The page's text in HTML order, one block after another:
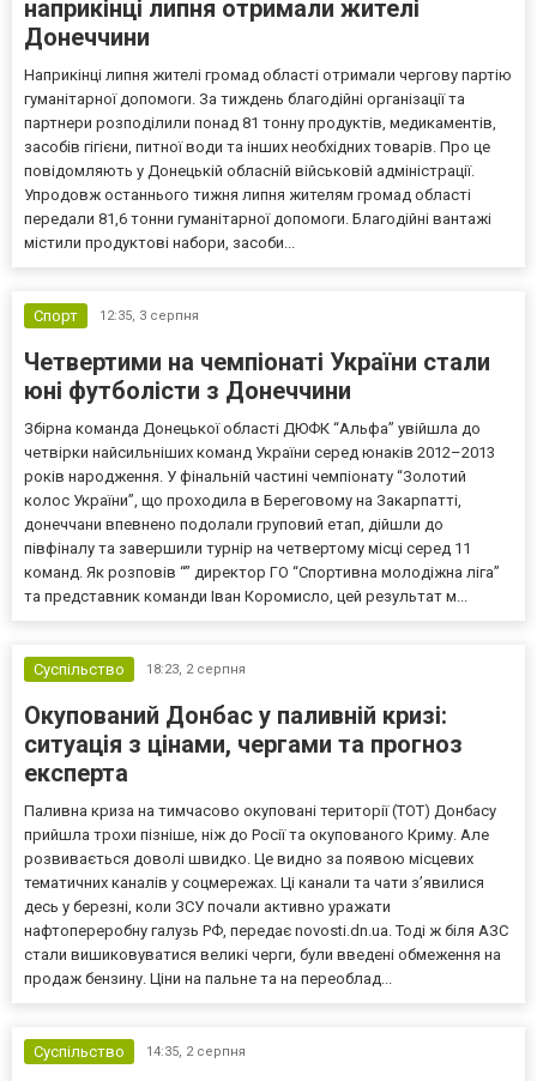
наприкінці липня отримали жителі
Донеччини
Наприкінці липня жителі громад області отримали чергову партію
гуманітарної допомоги. За тиждень благодійні організації та
партнери розподілили понад 81 тонну продуктів, медикаментів,
засобів гігієни, питної води та інших необхідних товарів. Про це
повідомляють у Донецькій обласній військовій адміністрації.
Упродовж останнього тижня липня жителям громад області
передали 81,6 тонни гуманітарної допомоги. Благодійні вантажі
містили продуктові набори, засоби...
Спорт 12:35, 3 серпня
Четвертими на чемпіонаті України стали
юні футболісти з Донеччини
Збірна команда Донецької області ДЮФК “Альфа” увійшла до
четвірки найсильніших команд України серед юнаків 2012–2013
років народження. У фінальній частині чемпіонату “Золотий
колос України”, що проходила в Береговому на Закарпатті,
донеччани впевнено подолали груповий етап, дійшли до
півфіналу та завершили турнір на четвертому місці серед 11
команд. Як розповів “” директор ГО “Спортивна молодіжна ліга”
та представник команди Іван Коромисло, цей результат м...
Суспільство 18:23, 2 серпня
Окупований Донбас у паливній кризі:
ситуація з цінами, чергами та прогноз
експерта
Паливна криза на тимчасово окуповані території (ТОТ) Донбасу
прийшла трохи пізніше, ніж до Росії та окупованого Криму. Але
розвивається доволі швидко. Це видно за появою місцевих
тематичних каналів у соцмережах. Ці канали та чати з’явилися
десь у березні, коли ЗСУ почали активно уражати
нафтопереробну галузь РФ, передає novosti.dn.ua. Тоді ж біля АЗС
стали вишиковуватися великі черги, були введені обмеження на
продаж бензину. Ціни на пальне та на переоблад...
Суспільство 14:35, 2 серпня